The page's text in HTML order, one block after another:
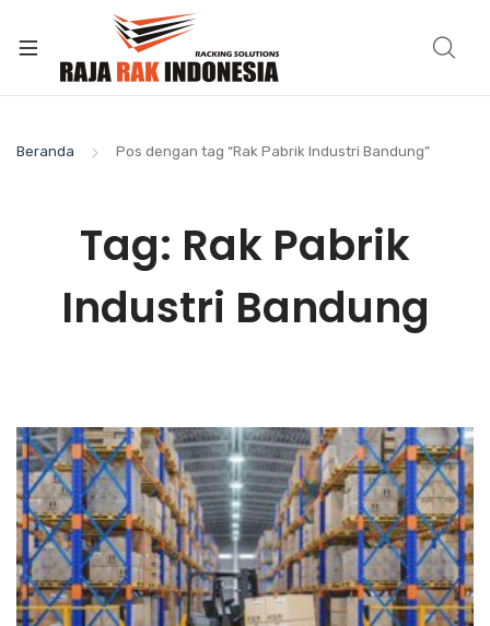
Beranda Pos dengan tag “Rak Pabrik Industri Bandung”
Tag: Rak Pabrik
Industri Bandung